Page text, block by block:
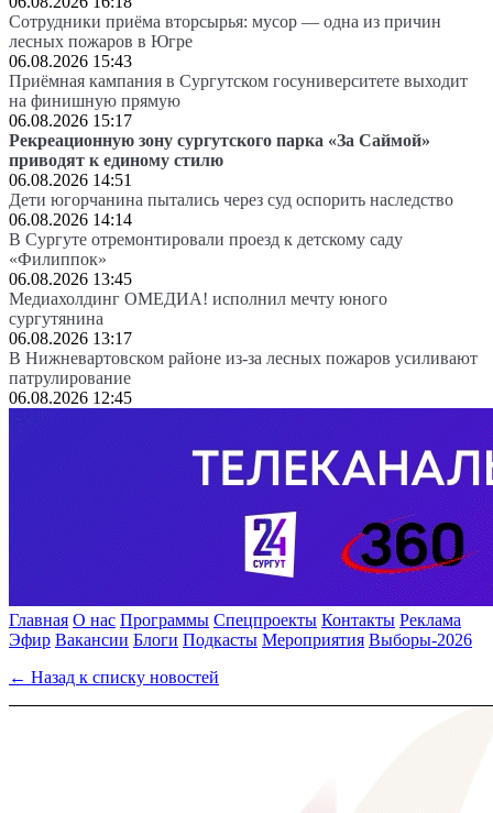
Сотрудники приёма вторсырья: мусор — одна из причин
лесных пожаров в Югре
06.08.2026 15:43
Приёмная кампания в Сургутском госуниверситете выходит
на финишную прямую
06.08.2026 15:17
Рекреационную зону сургутского парка «За Саймой»
приводят к единому стилю
06.08.2026 14:51
Дети югорчанина пытались через суд оспорить наследство
06.08.2026 14:14
В Сургуте отремонтировали проезд к детскому саду
«Филиппок»
06.08.2026 13:45
Медиахолдинг ОМЕДИА! исполнил мечту юного
сургутянина
06.08.2026 13:17
В Нижневартовском районе из-за лесных пожаров усиливают
патрулирование
06.08.2026 12:45
Главная О нас Программы Спецпроекты Контакты Реклама
Эфир Вакансии Блоги Подкасты Мероприятия Выборы-2026
← Назад к списку новостей